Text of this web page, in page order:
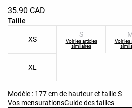
35.90 CAD
Taille
Liste des tailles du produit
XS
S
Voir les articles
similaires
Voir les
XL
Modèle : 177 cm de hauteur et taille S
Vos mensurationsGuide des tailles